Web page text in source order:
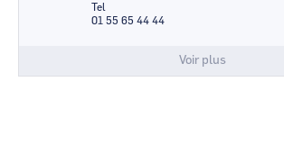
Tel
01 55 65 44 44
Voir plus